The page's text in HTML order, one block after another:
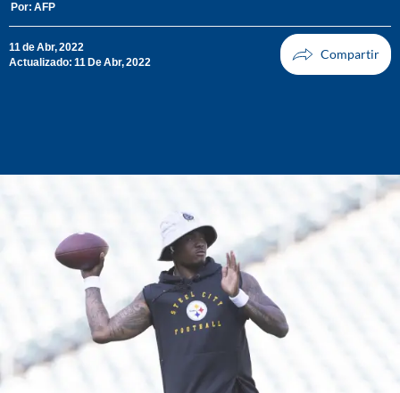
Por: AFP
11 de Abr, 2022
Actualizado: 11 De Abr, 2022